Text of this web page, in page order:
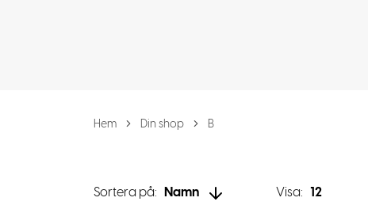
Hem Din shop B
Sortera på: Namn Visa: 12